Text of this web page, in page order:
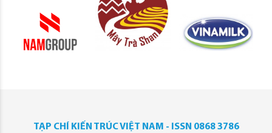
TẠP CHÍ KIẾN TRÚC VIỆT NAM - ISSN 0868 3786